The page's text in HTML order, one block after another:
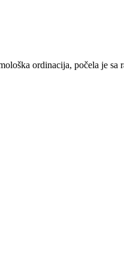
ordinacija, počela je